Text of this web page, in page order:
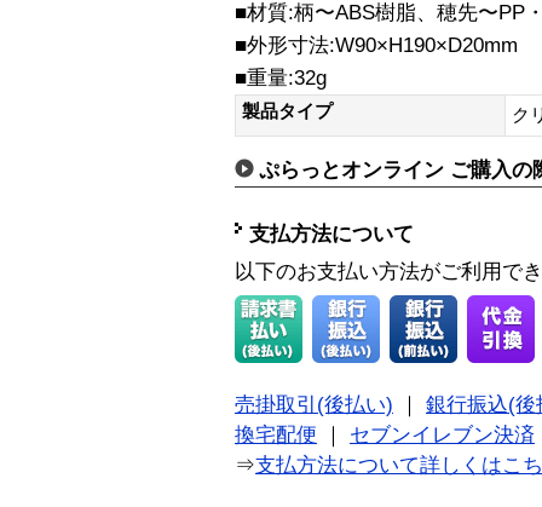
■材質:柄〜ABS樹脂、穂先〜PP
■外形寸法:W90×H190×D20mm
■重量:32g
製品タイプ ク
ぷらっとオンライン ご購入の
支払方法について
以下のお支払い方法がご利用で
売掛取引(後払い)
銀行振込(後
換宅配便
セブンイレブン決済
⇒支払方法について詳しくはこ